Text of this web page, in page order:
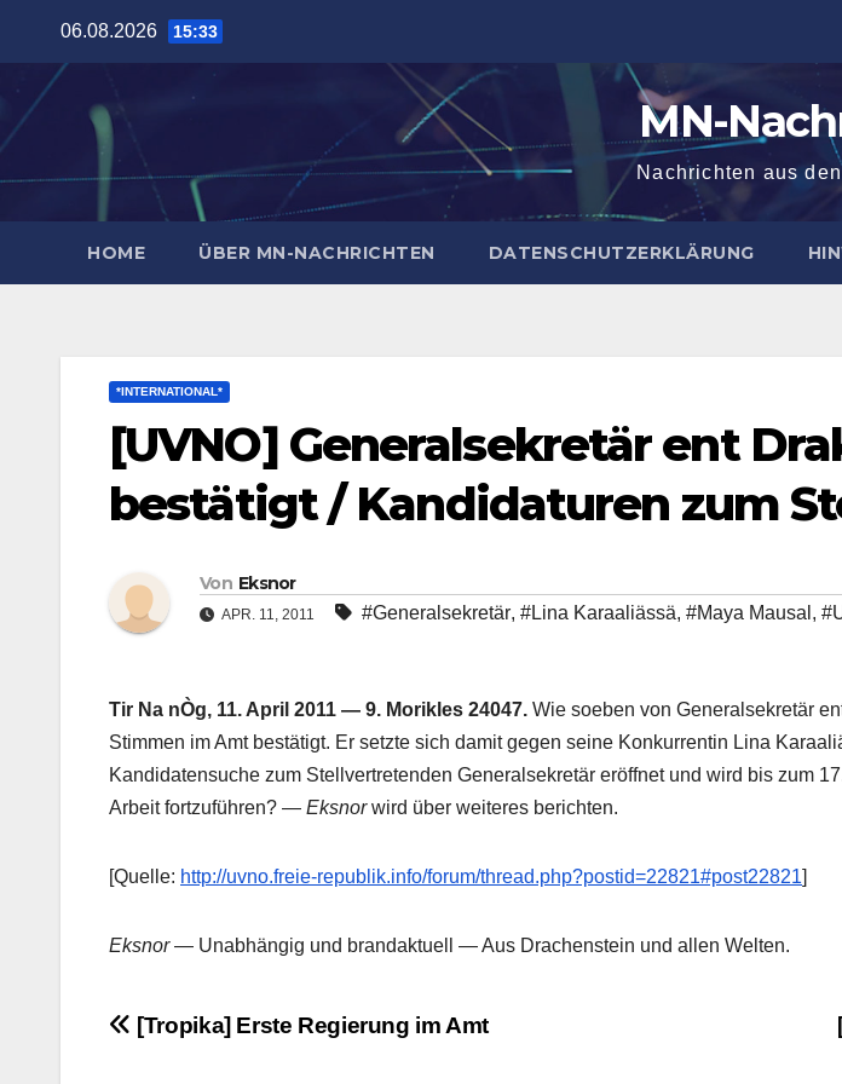
springen
06.08.2026 15:33
MN-
Nachrichten aus
HOME ÜBER MN-NACHRICHTEN DATENSCHUTZERKLÄRUNG
*INTERNATIONAL*
[UVNO] Generalsekretär ent
bestätigt / Kandidaturen zum
Von Eksnor
APR. 11, 2011 #Generalsekretär, #Lina Karaaliässä, #Maya Mausal ,
Tir Na nÒg, 11. April 2011 — 9. Morikles 24047. Wie soeben von Generalsekretär
Stimmen im Amt bestätigt. Er setzte sich damit gegen seine Konkurrentin Lina
Kandidatensuche zum Stellvertretenden Generalsekretär eröffnet und wird bis zum
Arbeit fortzuführen? — Eksnorwird über weiteres berichten.
[Quelle: http://uvno.freie-republik.info/forum/thread.php?postid=22821#post22821]
Eksnor— Unabhängig und brandaktuell — Aus Drachenstein und allen Welten.
Beitragsnavigation
[Tropika] Erste Regierung im Amt